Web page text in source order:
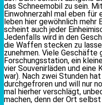
das Schneemobil zu sein.
Einwohnerzahl mal eben
leben hier gewöhnlich mehr
scheint auch jeder
Jedenfalls wird in den
die Waffen stecken zu
zunehmen. Viele Geschäfte
Forschungsstation, ein
vier Souvenirläden und eine
war). Nach zwei Stunden
durchgefroren und will nur
mal hierher verschlägt,
machen, denn der Ort